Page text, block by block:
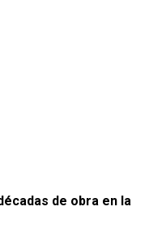
de obra en la